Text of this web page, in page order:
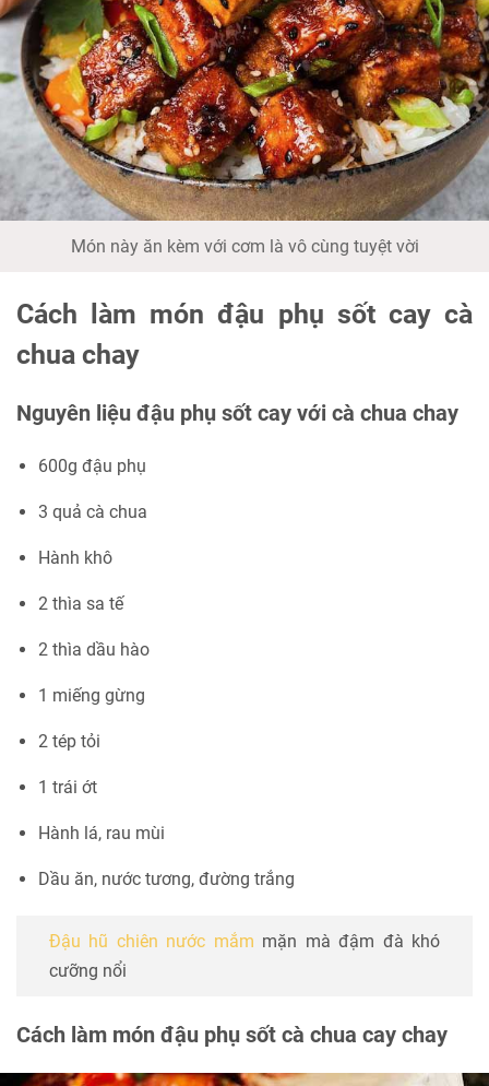
Món này ăn kèm với cơm là vô cùng tuyệt vời
Cách làm món đậu phụ sốt cay cà
chua chay
Nguyên liệu đậu phụ sốt cay với cà chua chay
600g đậu phụ
3 quả cà chua
Hành khô
2 thìa sa tế
2 thìa dầu hào
1 miếng gừng
2 tép tỏi
1 trái ớt
Hành lá, rau mùi
Dầu ăn, nước tương, đường trắng
Đậu hũ chiên nước mắm mặn mà đậm đà khó
cưỡng nổi
Cách làm món đậu phụ sốt cà chua cay chay